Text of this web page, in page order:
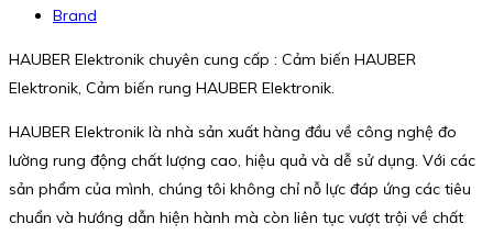
Brand
HAUBER Elektronik chuyên cung cấp : Cảm biến HAUBER
Elektronik, Cảm biến rung HAUBER Elektronik.
HAUBER Elektronik là nhà sản xuất hàng đầu về công nghệ đo
lường rung động chất lượng cao, hiệu quả và dễ sử dụng. Với các
sản phẩm của mình, chúng tôi không chỉ nỗ lực đáp ứng các tiêu
chuẩn và hướng dẫn hiện hành mà còn liên tục vượt trội về chất